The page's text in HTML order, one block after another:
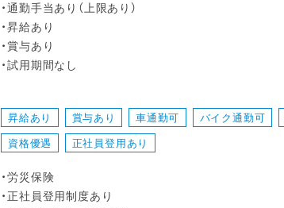
・通勤手当あり（上限あり）
・昇給あり
・賞与あり
・試用期間なし
昇給あり 賞与あり 車通勤可 バイク通勤可
資格優遇 正社員登用あり
・労災保険
・正社員登用制度あり